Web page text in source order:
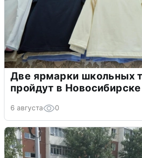
Две ярмарки школьных
пройдут в Новосибирске
6 августа 0